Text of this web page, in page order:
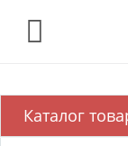
Каталог